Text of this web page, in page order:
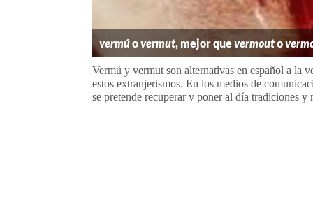
vermúovermut, mejor quevermouto
Vermú y vermut son alternativas en español a la
estos extranjerismos. En los medios de
se pretende recuperar y poner al día tradiciones y